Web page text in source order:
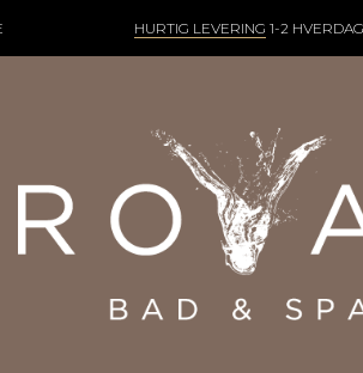
HURTIG LEVERING 1-2